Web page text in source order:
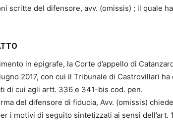
scritte del difensore, avv. (omissis) ; il quale
in epigrafe, la Corte d’appello di
2017, con cui il Tribunale di Castrovillari
di cui agli artt. 336 e 341-bis cod. pen.
del difensore di fiducia, Avv. (omissis)
i motivi di seguito sintetizzati ai sensi dell’art.